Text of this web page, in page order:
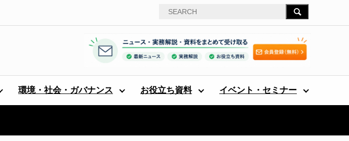
環境・社会・ガバナンス お役立ち資料 イベント・セミナー